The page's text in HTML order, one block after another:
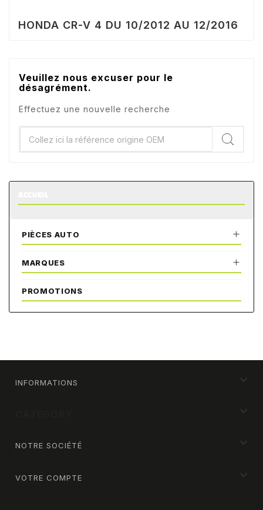
HONDA CR-V 4 DU 10/2012 AU 12/2016
Veuillez nous excuser pour le
désagrément.
Effectuez une nouvelle recherche
PIÈCES AUTO 
MARQUES 
PROMOTIONS
INFORMATIONS 

NOTRE SOCIÉTÉ 
VOTRE COMPTE 